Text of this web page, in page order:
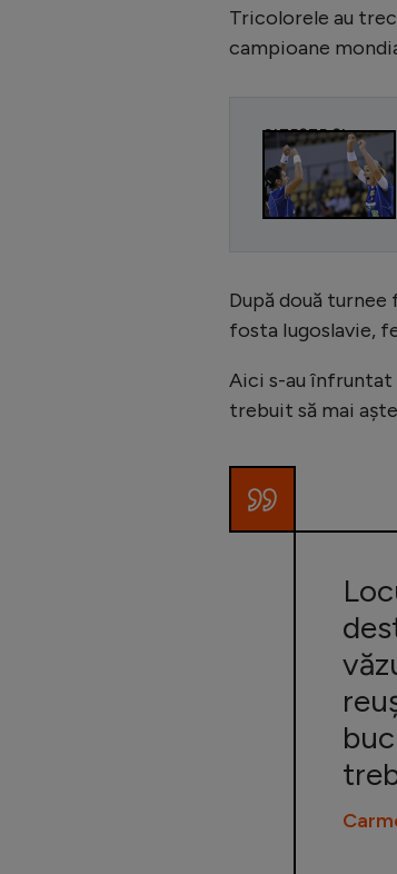
Tricolorele au
campioane
CITEȘTE ȘI
După două turnee
fosta Iugoslavie,
Aici s-au înfruntat
trebuit să mai